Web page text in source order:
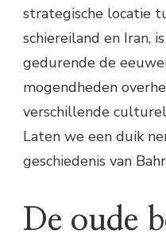
strategische locatie
schiereiland en Iran,
gedurende de
mogendheden
verschillende
Laten we een duik
geschiedenis van
De oude